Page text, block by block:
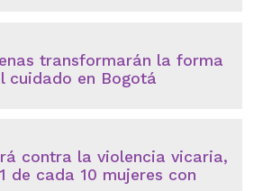
transformarán la forma
cuidado en Bogotá
contra la violencia vicaria,
de cada 10 mujeres con